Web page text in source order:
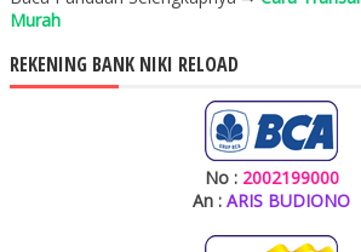
Murah
REKENING BANK NIKI RELOAD
No : 2002199000
An : ARIS BUDIONO